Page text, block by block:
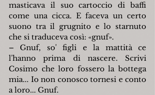
masticava il suo cartoccio di baffi
come una cicca. E faceva un certo
suono tra il grugnito e lo starnuto
che si traduceva così: «gnuf».
– Gnuf, so' figli e la mattità ce
l'hanno prima di nascere. Scrivi
Cosimo che loro fossero la bottega
mia... Io non conosco tornesi e conto
a loro... Gnuf.